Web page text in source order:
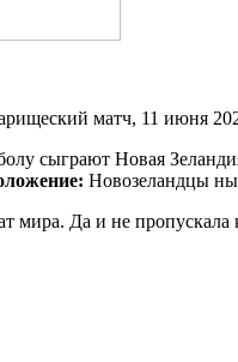
сыграют Новая
Новозеландцы
Да и не пропускала